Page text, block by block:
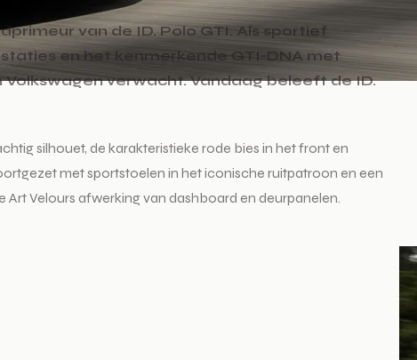
van de ID. Polo GTI. Als sportief
en het kenmerkende GTI-DNA met
verwacht. Vandaag beleeft de ID.
silhouet, de karakteristieke rode bies in het front en
met sportstoelen in het iconische ruitpatroon en een
Art Velours afwerking van dashboard en deurpanelen.